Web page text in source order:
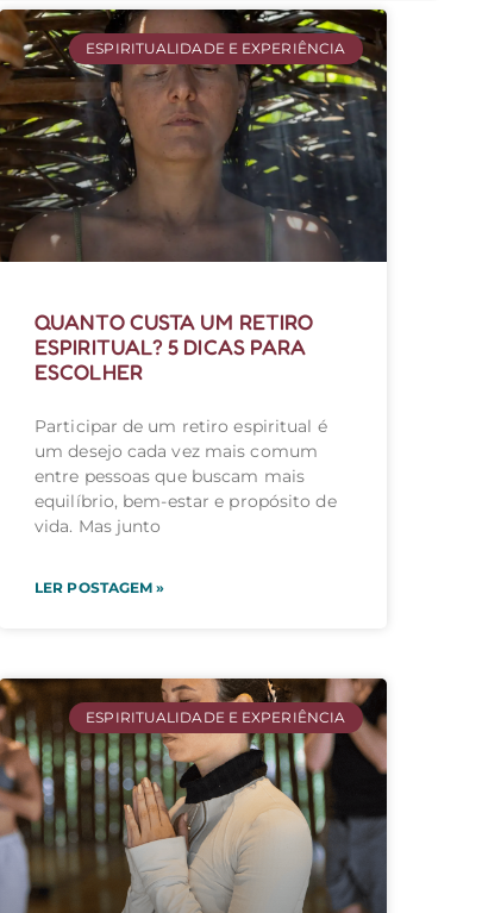
ESPIRITUALIDADE E EXPERIÊNCIA
QUANTO CUSTA UM RETIRO
ESPIRITUAL? 5 DICAS PARA
ESCOLHER
Participar de um retiro espiritual é
um desejo cada vez mais comum
entre pessoas que buscam mais
equilíbrio, bem-estar e propósito de
vida. Mas junto
LER POSTAGEM »
ESPIRITUALIDADE E EXPERIÊNCIA